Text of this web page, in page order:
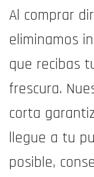
Al comprar
eliminamos
que recibas
frescura.
corta
llegue a tu
posible,